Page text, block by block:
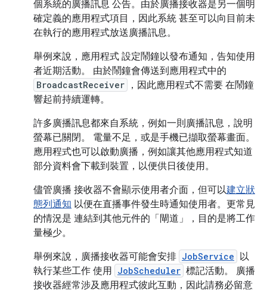
個系統的廣播訊息 公告。由於廣播接收器是另一個明
確定義的應用程式項目，因此系統 甚至可以向目前未
在執行的應用程式放送廣播訊息。
舉例來說，應用程式 設定鬧鐘以發布通知，告知使用
者近期活動。 由於鬧鐘會傳送到應用程式中的
BroadcastReceiver
，因此應用程式不需要 在鬧鐘
響起前持續運轉。
許多廣播訊息都來自系統，例如一則廣播訊息，說明
螢幕已關閉。 電量不足，或是手機已擷取螢幕畫面。
應用程式也可以啟動廣播，例如讓其他應用程式知道
部分資料會下載到裝置，以便供日後使用。
儘管廣播 接收器不會顯示使用者介面，但可以建立狀
態列通知 以便在直播事件發生時通知使用者。更常見
的情況是 連結到其他元件的「閘道」
，目的是將工作
量極少。
舉例來說，廣播接收器可能會安排 JobService 以
執行某些工作 使用 JobScheduler 標記活動。 廣播
接收器經常涉及應用程式彼此互動，因此請務必留意